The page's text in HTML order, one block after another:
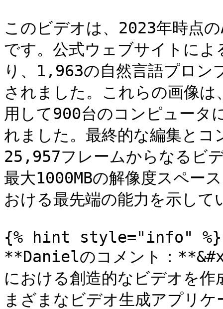
このビデオは、2023年時点
です。公式ウェブサイトに
り、1,963の自然言語プロン
されました。これらの画
用して900台のコンピュータ
れました。最終的な編集とコ
25,957フレームからなるビ
最大1000MBの解像度スペー
おける最先端の能力を示して
{% hint style="info" %}
**Danielのコメント：
における創造的なビデオを
まざまなビデオ生成アプリ